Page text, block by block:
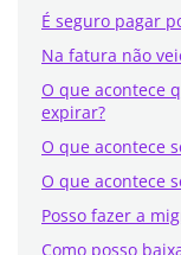
É seguro pagar
Na fatura não
O que acontece
expirar?
O que acontece
O que acontece
Posso fazer a
Como posso